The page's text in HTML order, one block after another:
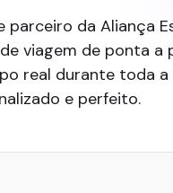
parceiro da Aliança
viagem de ponta a
real durante toda a
e perfeito.